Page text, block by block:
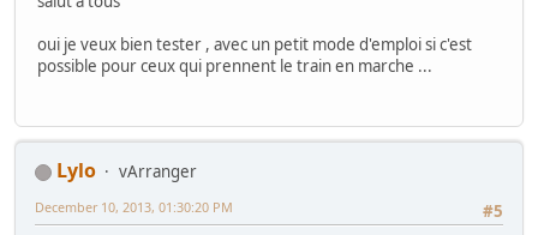
oui je veux bien tester , avec un petit mode d'emploi si c'est
possible pour ceux qui prennent le train en marche ...
Lylo
vArranger
#5
December 10, 2013, 01:30:20 PM